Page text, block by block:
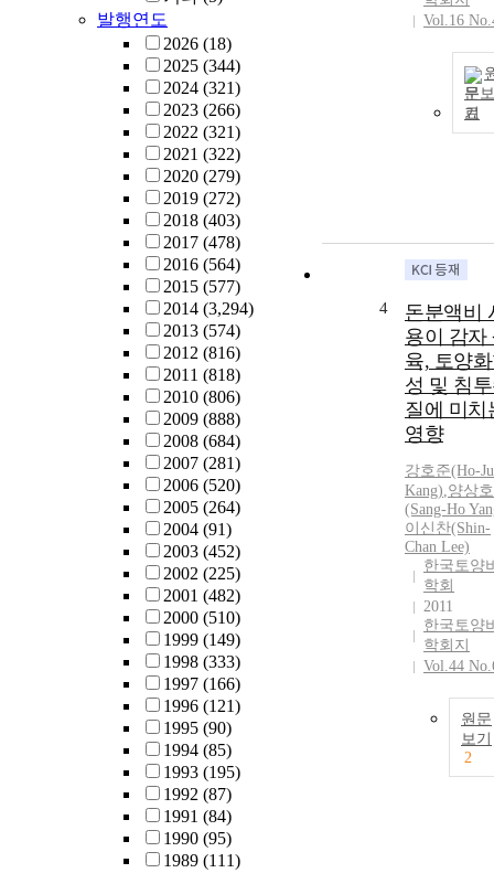
발행연도
2026 (18)
2025 (344)
2024 (321)
2023 (266)
2022 (321)
2021 (322)
2020 (279)
2019 (272)
2018 (403)
2017 (478)
2016 (564)
2015 (577)
2014 (3,294)
2013 (574)
2012 (816)
2011 (818)
2010 (806)
2009 (888)
2008 (684)
2007 (281)
2006 (520)
2005 (264)
2004 (91)
2003 (452)
2002 (225)
2001 (482)
2000 (510)
1999 (149)
1998 (333)
1997 (166)
1996 (121)
1995 (90)
1994 (85)
1993 (195)
1992 (87)
1991 (84)
1990 (95)
1989 (111)
Vol.16
문보
기
4
돈분액비
용이 감자
육, 토양
성 및 침
질에 미치
영향
강호준(Ho-
Kang),양상호
(Sang-Ho
이신찬(Shin-
Chan Lee)
한국토양
학회
2011
한국토양
학회지
Vol.44
원문
보기
2